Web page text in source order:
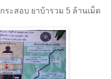
กระสอบ ยาบ้ารวม 5 ล้านเม็ด